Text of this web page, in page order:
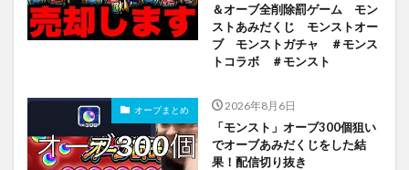
＆オーブ全削除罰ゲーム モン
ストあみだくじ モンストオー
ブ モンストガチャ ＃モンス
トコラボ ＃モンスト
オーブまとめ 2026年8月6日
「モンスト」オーブ300個狙い
でオーブあみだくじをした結
果！配信切り抜き